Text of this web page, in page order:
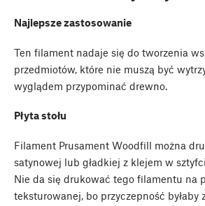
Najlepsze zastosowanie
Ten filament nadaje się do tworzenia
przedmiotów, które nie muszą być
wyglądem przypominać drewno.
Płyta stołu
Filament Prusament Woodfill można
satynowej lub gładkiej z klejem w
Nie da się drukować tego filamentu na
teksturowanej, bo przyczepność byłaby